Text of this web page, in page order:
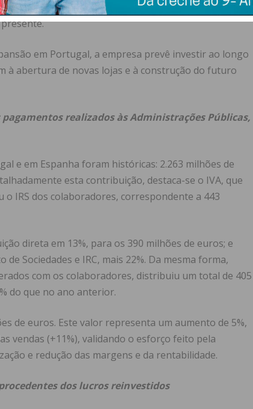
1.900 toneladas de bens essenciais a mais de 70
em Portugal, a empresa prevê investir ao longo
à abertura de novas lojas e à construção do futuro
realizados às Administrações Públicas,
e em Espanha foram históricas: 2.263 milhões de
esta contribuição, destaca-se o IVA, que
o IRS dos colaboradores, correspondente a 443
direta em 13%, para os 390 milhões de euros; e
Sociedades e IRC, mais 22%. Da mesma forma,
com os colaboradores, distribuiu um total de 405
do que no ano anterior.
de euros. Este valor representa um aumento de 5%,
vendas (+11%), validando o esforço feito pela
e redução das margens e da rentabilidade.
dos lucros reinvestidos